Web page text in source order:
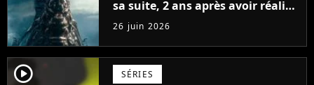
sa suite, 2 ans après avoir réalisé
60 millions de vues et régné 6
semaines dans le Top 10
26 juin 2026
player2 SÉRIES